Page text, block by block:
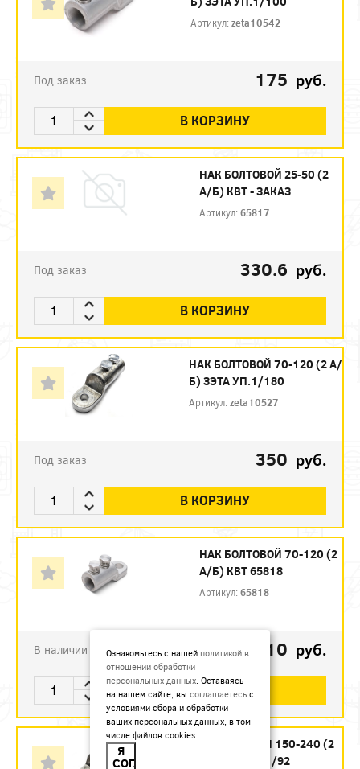
Артикул:zeta10542
Под заказ 175 руб.
В КОРЗИНУ
НАК БОЛТОВОЙ 25-50 (2
А/Б) КВТ - ЗАКАЗ
Артикул:65817
Под заказ 330.6 руб.
В КОРЗИНУ
НАК БОЛТОВОЙ 70-120 (2 А/
Б) ЗЭТА УП.1/180
Артикул:zeta10527
Под заказ 350 руб.
В КОРЗИНУ
НАК БОЛТОВОЙ 70-120 (2
А/Б) КВТ 65818
Артикул:65818
В наличии 510 руб.
В КОРЗИНУ
НАК БОЛТОВОЙ 150-240 (2
А/Б) ЗЭТА УП.1/92
Ознакомьтесь с нашей политикой в
отношении обработки
персональных данных. Оставаясь
на нашем сайте, вы соглашаетесь с
условиями сбора и обработки
ваших персональных данных, в том
числе файлов cookies.
Я
СОГЛАСЕН